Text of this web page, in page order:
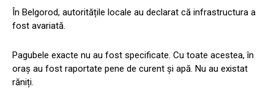
În Belgorod, autoritățile locale au declarat că infrastructura a
fost avariată.
Pagubele exacte nu au fost specificate. Cu toate acestea, în
oraș au fost raportate pene de curent și apă. Nu au existat
răniți.